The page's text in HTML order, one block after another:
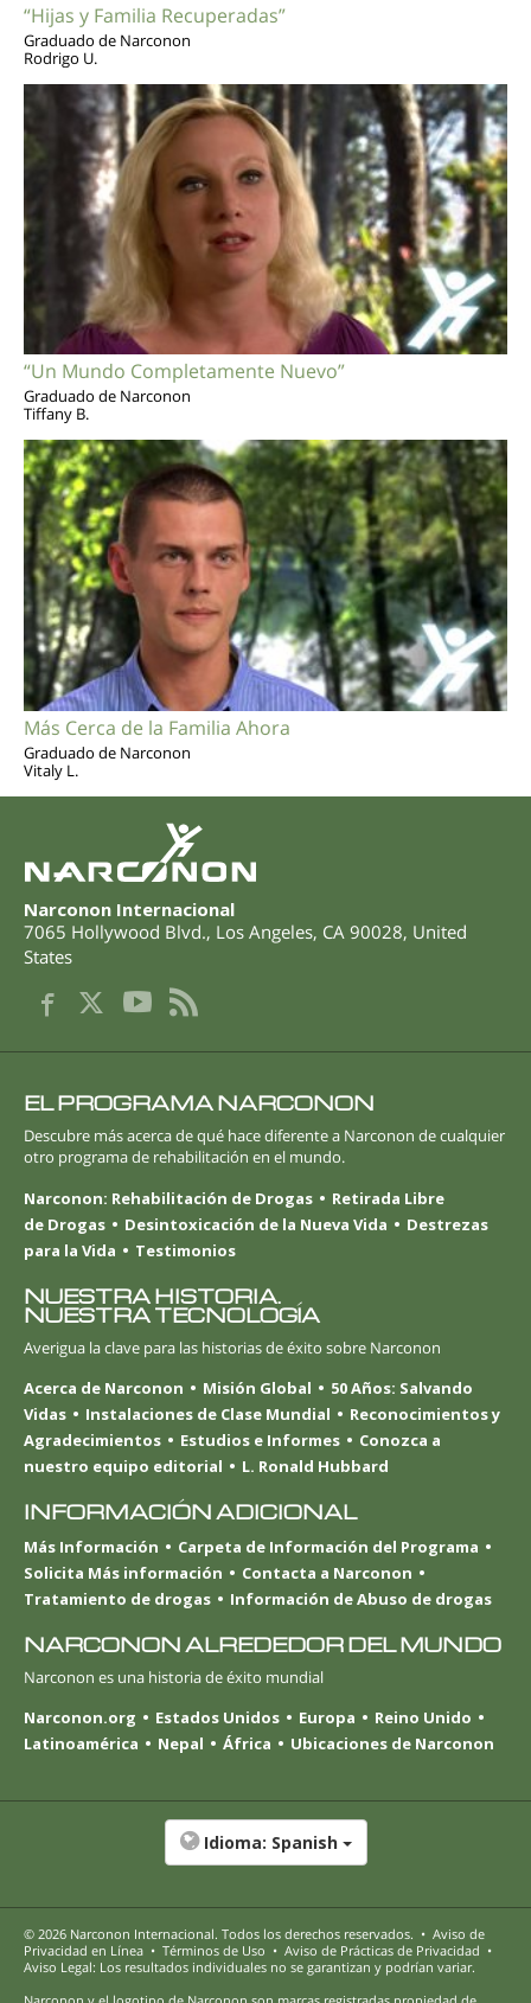
“Hijas y Familia Recuperadas”
Graduado de Narconon
Rodrigo U.
“Un Mundo Completamente Nuevo”
Graduado de Narconon
Tiffany B.
Más Cerca de la Familia Ahora
Graduado de Narconon
Vitaly L.
Narconon Internacional
7065 Hollywood Blvd., Los Angeles, CA 90028, United
States
EL PROGRAMA NARCONON
Descubre más acerca de qué hace diferente a Narconon de cualquier
otro programa de rehabilitación en el mundo.
Narconon: Rehabilitación de Drogas
Retirada Libre
de Drogas
Desintoxicación de la Nueva Vida
Destrezas
para la Vida
Testimonios
NUESTRA HISTORIA.
NUESTRA TECNOLOGÍA
Averigua la clave para las historias de éxito sobre Narconon
Acerca de Narconon
Misión Global
50 Años: Salvando
Vidas
Instalaciones de Clase Mundial
Reconocimientos y
Agradecimientos
Estudios e Informes
Conozca a
nuestro equipo editorial
L. Ronald Hubbard
INFORMACIÓN ADICIONAL
Más Información
Carpeta de Información del Programa
Solicita Más información
Contacta a Narconon
Tratamiento de drogas
Información de Abuso de drogas
NARCONON ALREDEDOR DEL MUNDO
Narconon es una historia de éxito mundial
Narconon.org
Estados Unidos Europa
Reino Unido
Latinoamérica
Nepal África Ubicaciones de Narconon
Idioma: Spanish
© 2026 Narconon Internacional. Todos los derechos reservados. • Aviso de
Privacidad en Línea • Términos de Uso • Aviso de Prácticas de Privacidad •
Aviso Legal: Los resultados individuales no se garantizan y podrían variar.